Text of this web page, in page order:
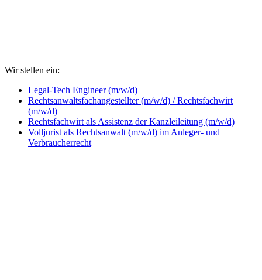
Wir stellen ein:
Legal-Tech Engineer (m/w/d)
Rechtsanwaltsfachangestellter (m/w/d) / Rechtsfachwirt
(m/w/d)
Rechtsfachwirt als Assistenz der Kanzleileitung (m/w/d)
Volljurist als Rechtsanwalt (m/w/d) im Anleger- und
Verbraucherrecht